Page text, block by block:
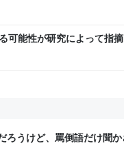
が馬鹿じゃないですか」
可能性が研究によって指
ろうけど、罵倒語だけ聞
言葉を受け継いでしまう